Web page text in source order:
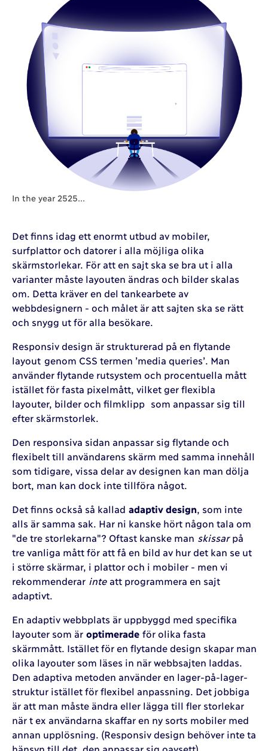
In the year 2525...
Det finns idag ett enormt utbud av mobiler,
surfplattor och datorer i alla möjliga olika
skärmstorlekar. För att en sajt ska se bra ut i alla
varianter måste layouten ändras och bilder skalas
om. Detta kräver en del tankearbete av
webbdesignern - och målet är att sajten ska se rätt
och snygg ut för alla besökare.
Responsiv design är strukturerad på en flytande
layout genom CSS termen ’media queries’. Man
använder flytande rutsystem och procentuella mått
istället för fasta pixelmått, vilket ger flexibla
layouter, bilder och filmklipp som anpassar sig till
efter skärmstorlek.
Den responsiva sidan anpassar sig flytande och
flexibelt till användarens skärm med samma innehåll
som tidigare, vissa delar av designen kan man dölja
bort, man kan dock inte tillföra något.
Det finns också så kallad adaptiv design , som inte
alls är samma sak. Har ni kanske hört någon tala om
"de tre storlekarna"? Oftast kanske man skissar på
tre vanliga mått för att få en bild av hur det kan se ut
i större skärmar, i plattor och i mobiler - men vi
rekommenderar inte att programmera en sajt
adaptivt.
En adaptiv webbplats är uppbyggd med specifika
layouter som är optimerade för olika fasta
skärmmått. Istället för en flytande design skapar man
olika layouter som läses in när webbsajten laddas.
Den adaptiva metoden använder en lager-på-lager-
struktur istället för flexibel anpassning. Det jobbiga
är att man måste ändra eller lägga till fler storlekar
när t ex användarna skaffar en ny sorts mobiler med
annan upplösning. (Responsiv design behöver inte ta
hänsyn till det, den anpassar sig oavsett).